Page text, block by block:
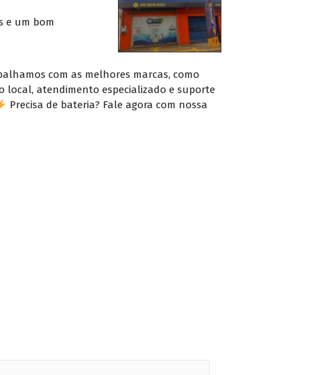
e um bom
com as melhores marcas, como
local, atendimento especializado e suporte
Precisa de bateria? Fale agora com nossa